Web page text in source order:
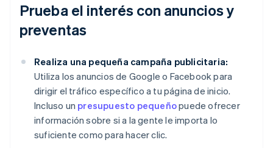
Prueba el interés con anuncios y
preventas
Realiza una pequeña campaña publicitaria:
Utiliza los anuncios de Google o Facebook para
dirigir el tráfico específico a tu página de inicio.
Incluso un presupuesto pequeñopuede ofrecer
información sobre si a la gente le importa lo
suficiente como para hacer clic.